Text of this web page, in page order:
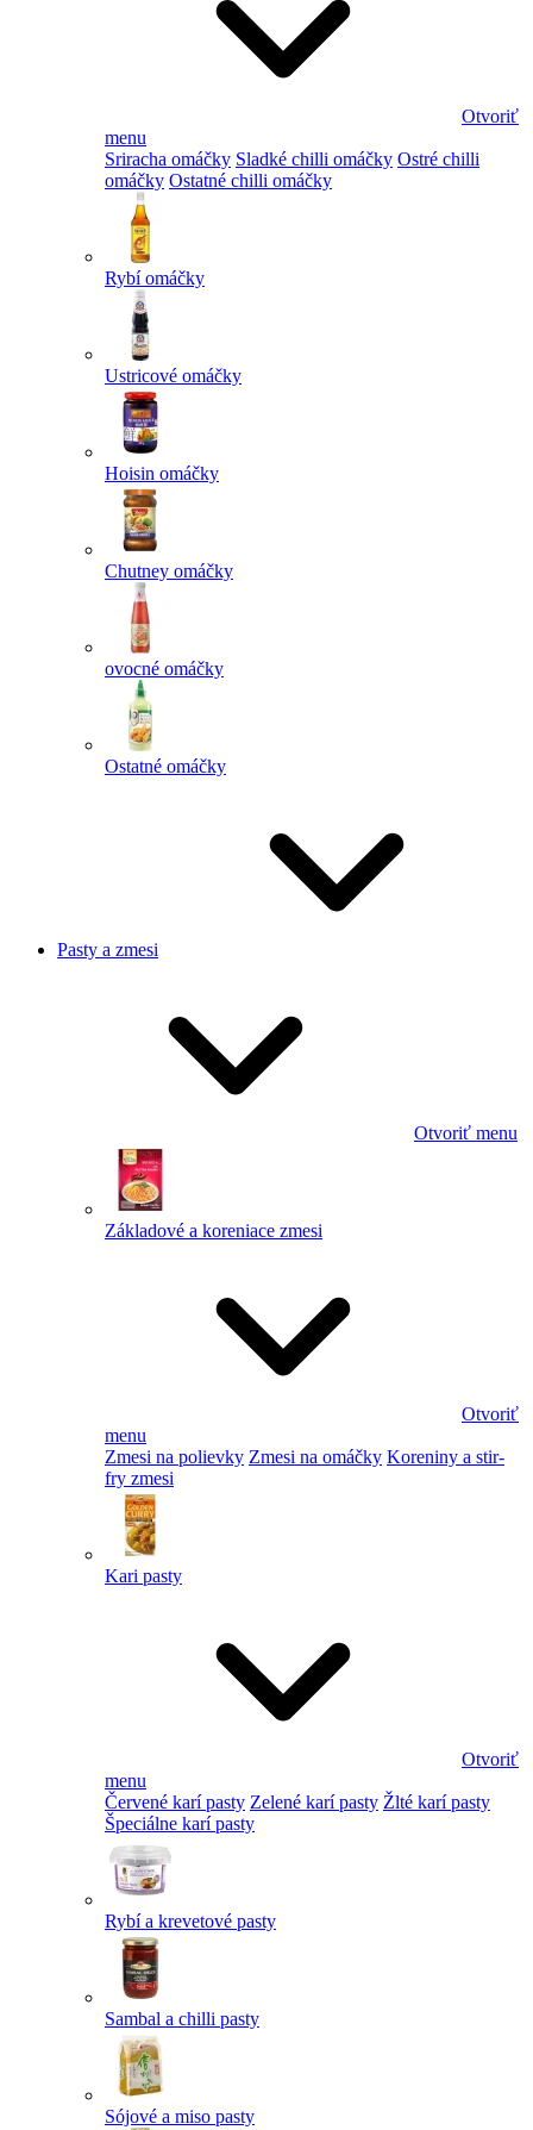
Otvoriť
menu
Sriracha omáčky Sladké chilli omáčky Ostré chilli
omáčky Ostatné chilli omáčky
Rybí omáčky
Ustricové omáčky
Hoisin omáčky
Chutney omáčky
ovocné omáčky
Ostatné omáčky
Pasty a zmesi
Otvoriť menu
Základové a koreniace zmesi
Otvoriť
menu
Zmesi na polievky Zmesi na omáčky Koreniny a stir-
fry zmesi
Kari pasty
Otvoriť
menu
Červené karí pasty Zelené karí pasty Žlté karí pasty
Špeciálne karí pasty
Rybí a krevetové pasty
Sambal a chilli pasty
Sójové a miso pasty